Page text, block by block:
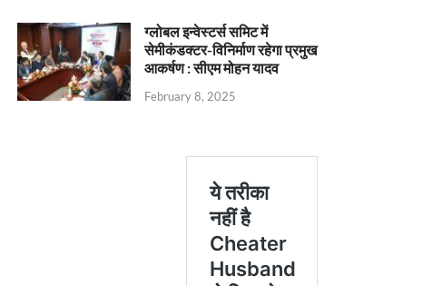
ग्लोबल इन्वेस्टर्स समिट में
सेमीकंडक्टर-विनिर्माण रहेगा प्रमुख
आकर्षण : सीएम मोहन यादव
February 8, 2025